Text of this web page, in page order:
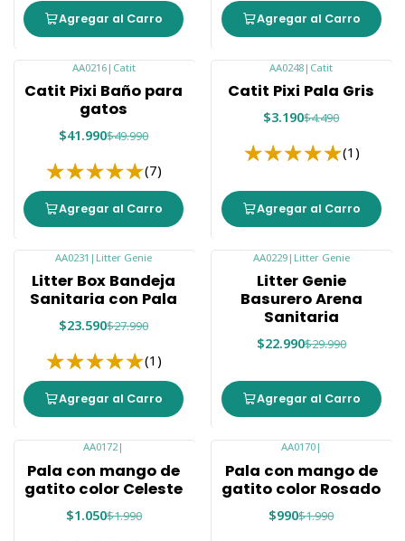
Agregar al Carro Agregar al Carro
AA0216| Catit
Catit Pixi Baño para
gatos
$41.990$49.990
(7)
Agregar al Carro
AA0248 | Catit
Catit Pixi Pala Gris
$3.190$4.490
(1)
Agregar al Carro
AA0231 | Litter Genie
Litter Box Bandeja
Sanitaria con Pala
$23.590$27.990
(1)
Agregar al Carro
AA0229| Litter Genie
Litter Genie
Basurero Arena
Sanitaria
$22.990$29.990
Agregar al Carro
AA0172|
Pala con mango de
gatito color Celeste
$1.050$1.990
AA0170|
Pala con mango de
gatito color Rosado
$990$1.990